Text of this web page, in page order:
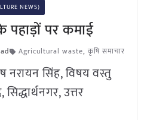
NEWS)
पर कमाई
Agricultural waste, कृषि समाचार
सिंह, विषय वस्तु
उत्तर